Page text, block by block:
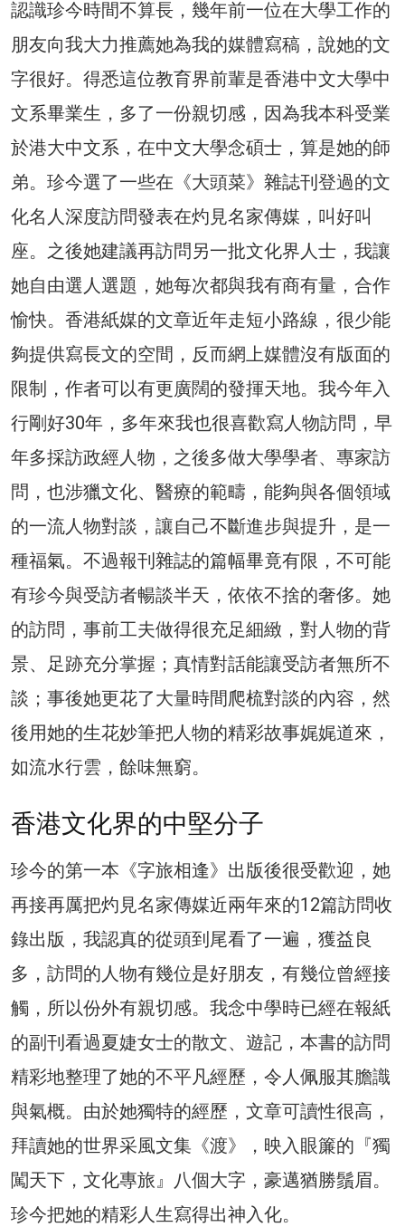
認識珍今時間不算長，幾年前一位在大學工作的
朋友向我大力推薦她為我的媒體寫稿，說她的文
字很好。得悉這位教育界前輩是香港中文大學中
文系畢業生，多了一份親切感，因為我本科受業
於港大中文系，在中文大學念碩士，算是她的師
弟。珍今選了一些在《大頭菜》雜誌刊登過的文
化名人深度訪問發表在灼見名家傳媒，叫好叫
座。之後她建議再訪問另一批文化界人士，我讓
她自由選人選題，她每次都與我有商有量，合作
愉快。香港紙媒的文章近年走短小路線，很少能
夠提供寫長文的空間，反而網上媒體沒有版面的
限制，作者可以有更廣闊的發揮天地。我今年入
行剛好30年，多年來我也很喜歡寫人物訪問，早
年多採訪政經人物，之後多做大學學者、專家訪
問，也涉獵文化、醫療的範疇，能夠與各個領域
的一流人物對談，讓自己不斷進步與提升，是一
種福氣。不過報刊雜誌的篇幅畢竟有限，不可能
有珍今與受訪者暢談半天，依依不捨的奢侈。她
的訪問，事前工夫做得很充足細緻，對人物的背
景、足跡充分掌握；真情對話能讓受訪者無所不
談；事後她更花了大量時間爬梳對談的內容，然
後用她的生花妙筆把人物的精彩故事娓娓道來，
如流水行雲，餘味無窮。
香港文化界的中堅分子
珍今的第一本《字旅相逢》出版後很受歡迎，她
再接再厲把灼見名家傳媒近兩年來的12篇訪問收
錄出版，我認真的從頭到尾看了一遍，獲益良
多，訪問的人物有幾位是好朋友，有幾位曾經接
觸，所以份外有親切感。我念中學時已經在報紙
的副刊看過夏婕女士的散文、遊記，本書的訪問
精彩地整理了她的不平凡經歷，令人佩服其膽識
與氣概。由於她獨特的經歷，文章可讀性很高，
拜讀她的世界采風文集《渡》，映入眼簾的『獨
闖天下，文化專旅』八個大字，豪邁猶勝鬚眉。
珍今把她的精彩人生寫得出神入化。